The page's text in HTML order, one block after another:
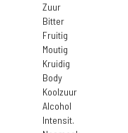
Zuur
Bitter
Fruitig
Moutig
Kruidig
Body
Koolzuur
Alcohol
Intensit.